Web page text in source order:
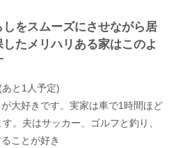
をスムーズにさせながら居
たメリハリある家はこのよ
と1人予定)
大好きです。実家は車で1時間ほど
。夫はサッカー、ゴルフと釣り、
ことが好き